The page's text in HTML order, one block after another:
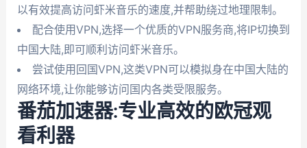
以有效提高访问虾米音乐的速度,并帮助绕过地理限制。
配合使用VPN,选择一个优质的VPN服务商,将IP切换到
中国大陆,即可顺利访问虾米音乐。
尝试使用回国VPN,这类VPN可以模拟身在中国大陆的
网络环境,让你能够访问国内各类受限服务。
番茄加速器:专业高效的欧冠观
看利器